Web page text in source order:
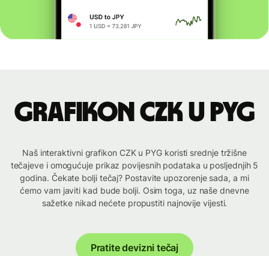
Grafikon CZK u PYG
Naš interaktivni grafikon CZK u PYG koristi srednje tržišne
tečajeve i omogućuje prikaz povijesnih podataka u posljednjih 5
godina. Čekate bolji tečaj? Postavite upozorenje sada, a mi
ćemo vam javiti kad bude bolji. Osim toga, uz naše dnevne
sažetke nikad nećete propustiti najnovije vijesti.
Pratite devizni tečaj